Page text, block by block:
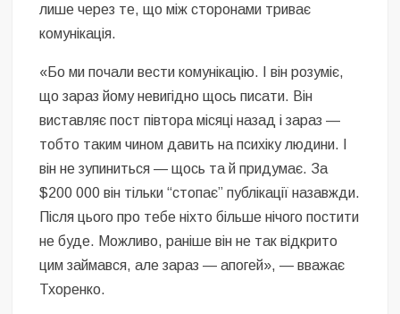
лише через те, що між сторонами триває
комунікація.
«Бо ми почали вести комунікацію. І він розуміє,
що зараз йому невигідно щось писати. Він
виставляє пост півтора місяці назад і зараз —
тобто таким чином давить на психіку людини. І
він не зупиниться — щось та й придумає. За
$200 000 він тільки “стопає” публікації назавжди.
Після цього про тебе ніхто більше нічого постити
не буде. Можливо, раніше він не так відкрито
цим займався, але зараз — апогей», — вважає
Тхоренко.